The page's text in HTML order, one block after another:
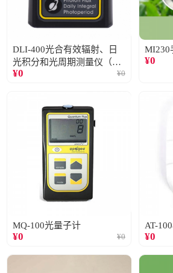
DLI-400光合有效辐射、日
光积分和光周期测量仪（仅
阳光）
¥0 ¥0
MI230
¥0
MQ-100光量子计
¥0 ¥0
AT-
¥0